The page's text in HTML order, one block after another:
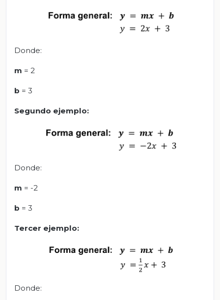
Donde:
m = 2
b = 3
Segundo ejemplo:
Donde:
m = -2
b = 3
Tercer ejemplo:
Donde: